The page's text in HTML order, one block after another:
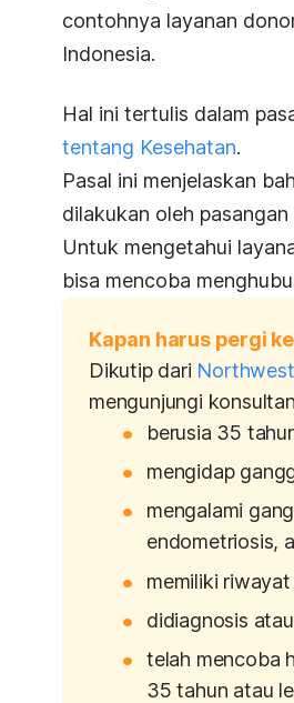
contohnya layanan
Indonesia.
Hal ini tertulis dalam
tentang Kesehatan.
Pasal ini menjelaskan
dilakukan oleh
Untuk mengetahui
bisa mencoba
Kapan harus pergi
Dikutip dari
mengunjungi
berusia 35
mengidap
mengalami
endometriosis,
memiliki
didiagnosis
telah mencoba
35 tahun atau